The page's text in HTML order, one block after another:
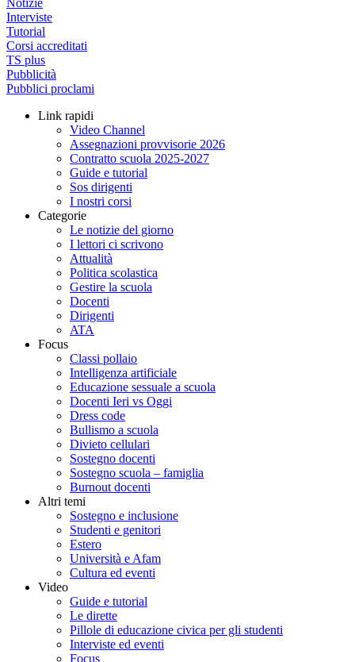
Notizie
Interviste
Tutorial
Corsi accreditati
TS plus
Pubblicità
Pubblici proclami
Link rapidi
Video Channel
Assegnazioni provvisorie 2026
Contratto scuola 2025-2027
Guide e tutorial
Sos dirigenti
I nostri corsi
Categorie
Le notizie del giorno
I lettori ci scrivono
Attualità
Politica scolastica
Gestire la scuola
Docenti
Dirigenti
ATA
Focus
Classi pollaio
Intelligenza artificiale
Educazione sessuale a scuola
Docenti Ieri vs Oggi
Dress code
Bullismo a scuola
Divieto cellulari
Sostegno docenti
Sostegno scuola – famiglia
Burnout docenti
Altri temi
Sostegno e inclusione
Studenti e genitori
Estero
Università e Afam
Cultura ed eventi
Video
Guide e tutorial
Le dirette
Pillole di educazione civica per gli studenti
Interviste ed eventi
Focus